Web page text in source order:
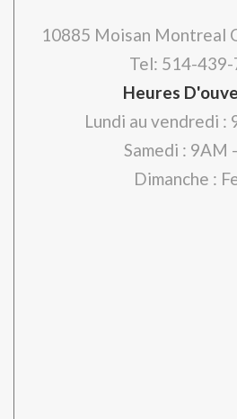
10885 Moisan Montreal
Tel: 514-
Heures
Lundi au vendredi :
Samedi : 9AM
Dimanche :